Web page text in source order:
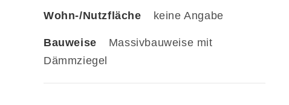
Wohn-/Nutzfläche keine Angabe
Bauweise
Massivbauweise mit
Dämmziegel